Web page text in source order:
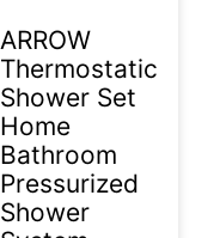
ARROW
Thermostatic
Shower Set
Home
Bathroom
Pressurized
Shower